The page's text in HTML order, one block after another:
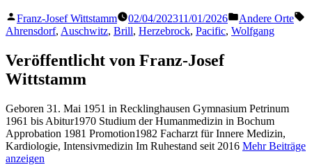
Veröffentlicht
von
Franz-Josef Wittstamm 02/04/202311/01/2026
Veröffentlicht
in
Andere Orte
Ahrensdorf, Auschwitz, Brill, Herzebrock, Pacific, Wolfgang
Veröffentlicht von Franz-Josef
Wittstamm
Geboren 31. Mai 1951 in Recklinghausen Gymnasium Petrinum
1961 bis Abitur1970 Studium der Humanmedizin in Bochum
Approbation 1981 Promotion1982 Facharzt für Innere Medizin,
Kardiologie, Intensivmedizin Im Ruhestand seit 2016 Mehr Beiträge
anzeigen